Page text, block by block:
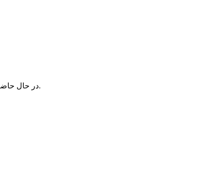
در حال حاضر سبد خرید شما خالی می‌باشد.